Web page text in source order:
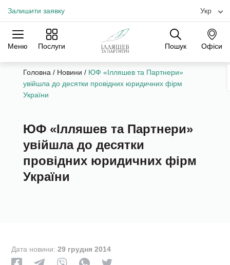
Залишити заявку Укр
Меню Послуги Пошук Офіси
Практики Галузі
Офіси
Головна / Новини / ЮФ «Ілляшев та Партнери»
увійшла до десятки провідних юридичних фірм
України
ЮФ «Ілляшев та Партнери»
увійшла до десятки
провідних юридичних фірм
України
Дата новини:29 грудня 2014